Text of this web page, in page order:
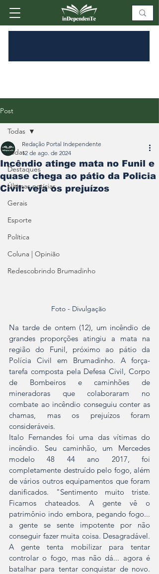
Post
Todas
Destaques
Últimas notícias
Gerais
Esporte
Política
Coluna | Opinião
Redescobrindo Brumadinho
Todas
Incêndio atinge mata no Funil e
quase chega ao pátio da Policia
Civil: veja os prejuízos
Redação Portal Independente
12 de ago. de 2024
Foto - Divulgação
Na tarde de ontem (12), um incêndio de
grandes proporções atingiu a mata na
região do Funil, próximo ao pátio da
Polícia Civil em Brumadinho. A força-
tarefa composta pela Defesa Civil, Corpo
de Bombeiros e caminhões de
mineradoras que colaboraram no
combate ao incêndio conseguiu conter as
chamas, mas os prejuízos foram
consideráveis.
Italo Fernandes foi uma das vítimas do
incêndio. Seu caminhão, um Mercedes
modelo 48 44 ano 2017, foi
completamente destruído pelo fogo, além
de vários outros equipamentos que foram
danificados. "Sentimento muito triste.
Ficamos chateados. A gente vê o
patrimônio indo embora, pegando fogo...
a gente se sente impotente por não
conseguir fazer muita coisa. Desagradável.
A gente tenta mobilizar para tentar
controlar o fogo, mas não dá... agora é
batalhar para tentar conquistar de novo.